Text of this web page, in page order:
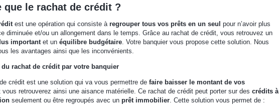
que le rachat de crédit ?
est une opération qui consiste à regrouper tous vos prêts en un seul pour n’avoir plus
diminuée et/ou un allongement dans le temps. Grâce au rachat de crédit, vous retrouvez un
importantet un équilibre budgétaire. Votre banquier vous propose cette solution. Nous
les avantages ainsi que les inconvénients.
du rachat de crédit par votre banquier
crédit est une solution qui va vous permettre de faire baisser le montant de vos
vous retrouverez ainsi une aisance matérielle. Ce rachat de crédit peut porter sur des crédits à
seulement ou être regroupés avec un prêt immobilier. Cette solution vous permet de :